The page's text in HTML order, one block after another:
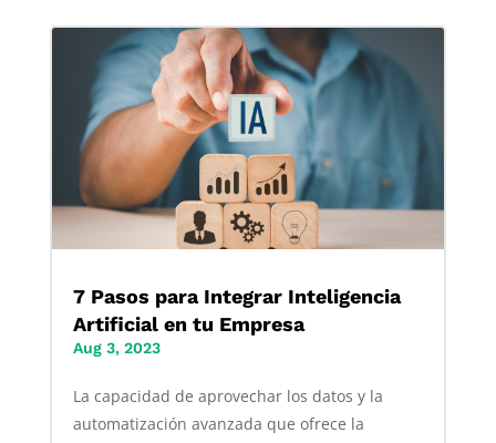
7 Pasos para Integrar Inteligencia
Artificial en tu Empresa
Aug 3, 2023
La capacidad de aprovechar los datos y la
automatización avanzada que ofrece la